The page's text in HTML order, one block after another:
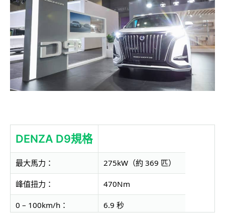
DENZA D9規格
最大馬力 ： 275kW（約 369 匹）
峰值扭力 ： 470Nm
0 – 100km/h： 6.9 秒